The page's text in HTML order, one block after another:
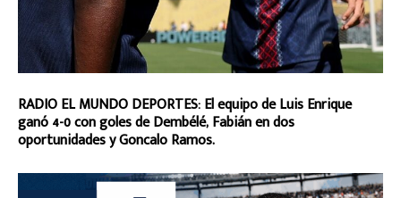
RADIO EL MUNDO DEPORTES: El equipo de Luis Enrique
ganó 4-0 con goles de Dembélé, Fabián en dos
oportunidades y Goncalo Ramos.